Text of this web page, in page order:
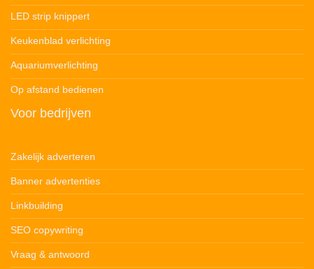
LED strip knippert
Keukenblad verlichting
Aquariumverlichting
Op afstand bedienen
Voor bedrijven
Zakelijk adverteren
Banner advertenties
Linkbuilding
SEO copywriting
Vraag & antwoord